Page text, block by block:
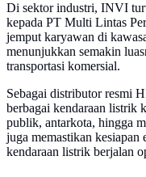
Di sektor industri, INVI
kepada PT Multi Lintas
jemput karyawan di
menunjukkan semakin
transportasi komersial.
Sebagai distributor resmi
berbagai kendaraan listrik
publik, antarkota, hingga
juga memastikan kesiapan
kendaraan listrik berjalan